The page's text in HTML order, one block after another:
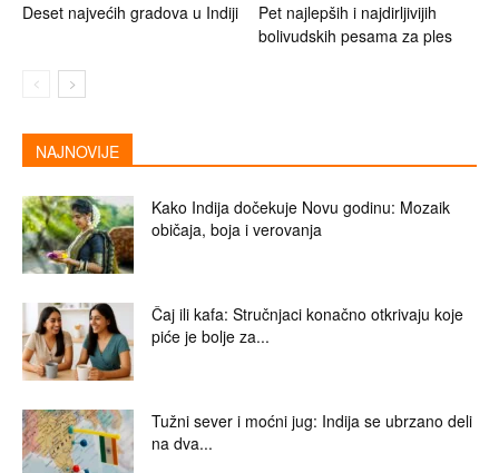
Deset najvećih gradova u Indiji
Pet najlepših i najdirljivijih
bolivudskih pesama za ples
NAJNOVIJE
Kako Indija dočekuje Novu godinu: Mozaik
običaja, boja i verovanja
Čaj ili kafa: Stručnjaci konačno otkrivaju koje
piće je bolje za...
Tužni sever i moćni jug: Indija se ubrzano deli
na dva...